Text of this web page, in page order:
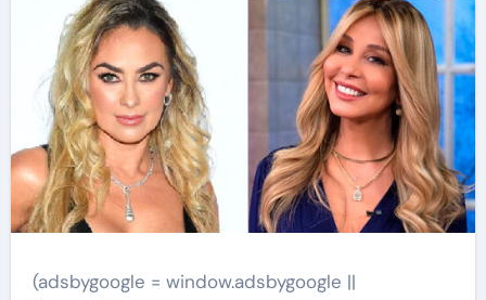
(adsbygoogle = window.adsbygoogle ||